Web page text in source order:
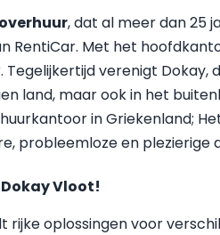
, dat al meer dan 25
RentiCar. Met het
Tegelijkertijd verenigt
land, maar ook in het
in Griekenland;
probleemloze en plezierige
Vloot!
rijke oplossingen voor